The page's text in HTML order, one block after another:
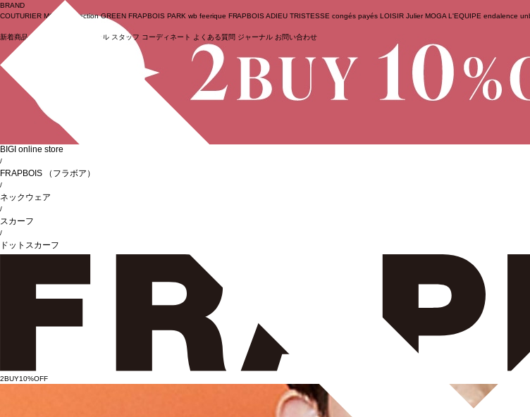
ログイン
BRAND
COUTURIER MOGA Collection GREEN FRAPBOIS PARK wb feerique FRAPBOIS ADIEU TRISTESSE congés payés LOISIR Julier MOGA L'EQUIPE endalence
新着商品 (ライブ) セール スタッフ コーディネート よくある質問 ジャーナル お問い合わせ
BIGI online store
/
FRAPBOIS （フラボア）
/
ネックウェア
/
スカーフ
/
ドットスカーフ
2BUY10%OFF